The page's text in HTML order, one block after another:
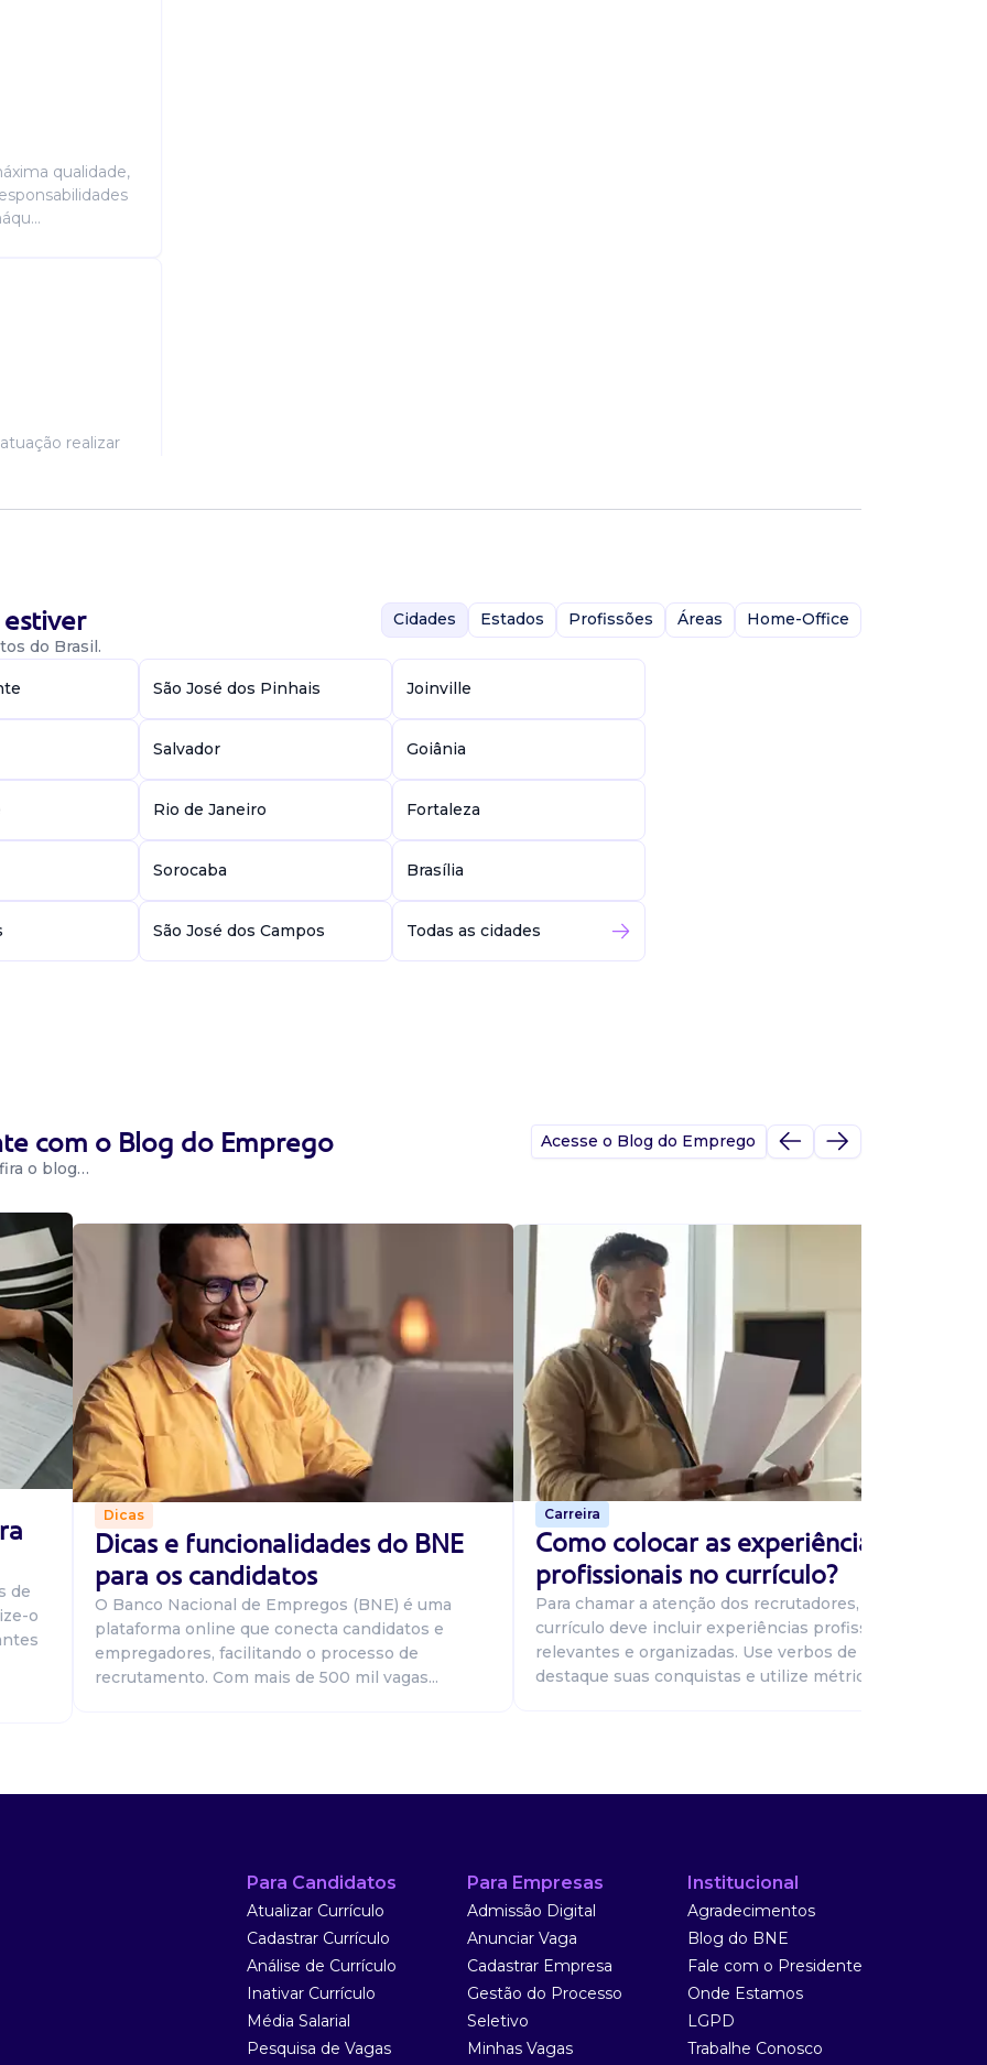
qualidade,
realizar
e descarga...
fazer parte
em
do Brasil.
Cidades Estados Profissões Áreas Home-Office
São José dos Pinhais Joinville
Salvador Goiânia
Rio de Janeiro Fortaleza
Sorocaba Brasília
São José dos Campos Todas as cidades
com o Blog do Emprego
o blog…
Acesse o Blog do Emprego
de
o
Dicas
Dicas e funcionalidades do BNE
para os candidatos
O Banco Nacional de Empregos (BNE) é uma
plataforma online que conecta candidatos e
empregadores, facilitando o processo de
recrutamento. Com mais de 500 mil vagas...
Carreira
Como colocar as experiências
profissionais no currículo?
Para chamar a atenção dos recrutadores, seu
currículo deve incluir experiências profissionais
relevantes e organizadas. Use verbos de ação,
destaque suas conquistas e utilize métricas...
Para Candidatos
Atualizar Currículo
Cadastrar Currículo
Análise de Currículo
Inativar Currículo
Média Salarial
Pesquisa de Vagas
Para Empresas
Admissão Digital
Anunciar Vaga
Cadastrar Empresa
Gestão do Processo
Seletivo
Minhas Vagas
Institucional
Agradecimentos
Blog do BNE
Fale com o Presidente
Onde Estamos
LGPD
Trabalhe Conosco